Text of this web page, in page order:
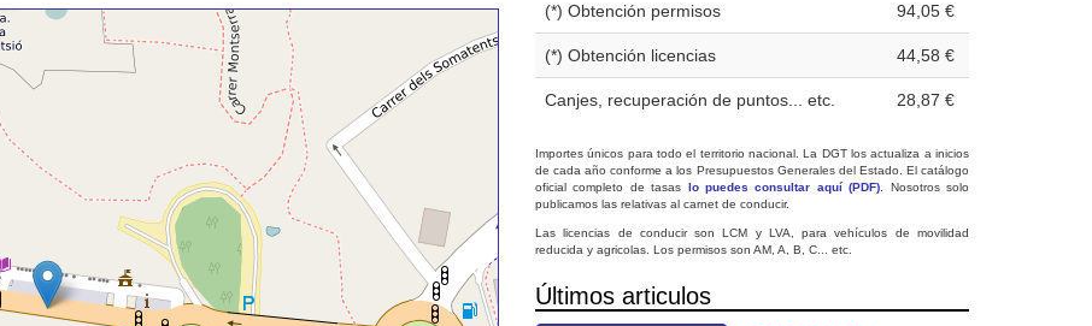
(*) Obtención permisos 94,05 €
(*) Obtención licencias 44,58 €
Canjes, recuperación de puntos... etc. 28,87 €
Importes únicos para todo el territorio nacional. La DGT los actualiza a inicios
de cada año conforme a los Presupuestos Generales del Estado. El catálogo
oficial completo de tasas lo puedes consultar aquí (PDF) . Nosotros solo
publicamos las relativas al carnet de conducir.
Las licencias de conducir son LCM y LVA, para vehículos de movilidad
reducida y agricolas. Los permisos son AM, A, B, C... etc.
Últimos articulos